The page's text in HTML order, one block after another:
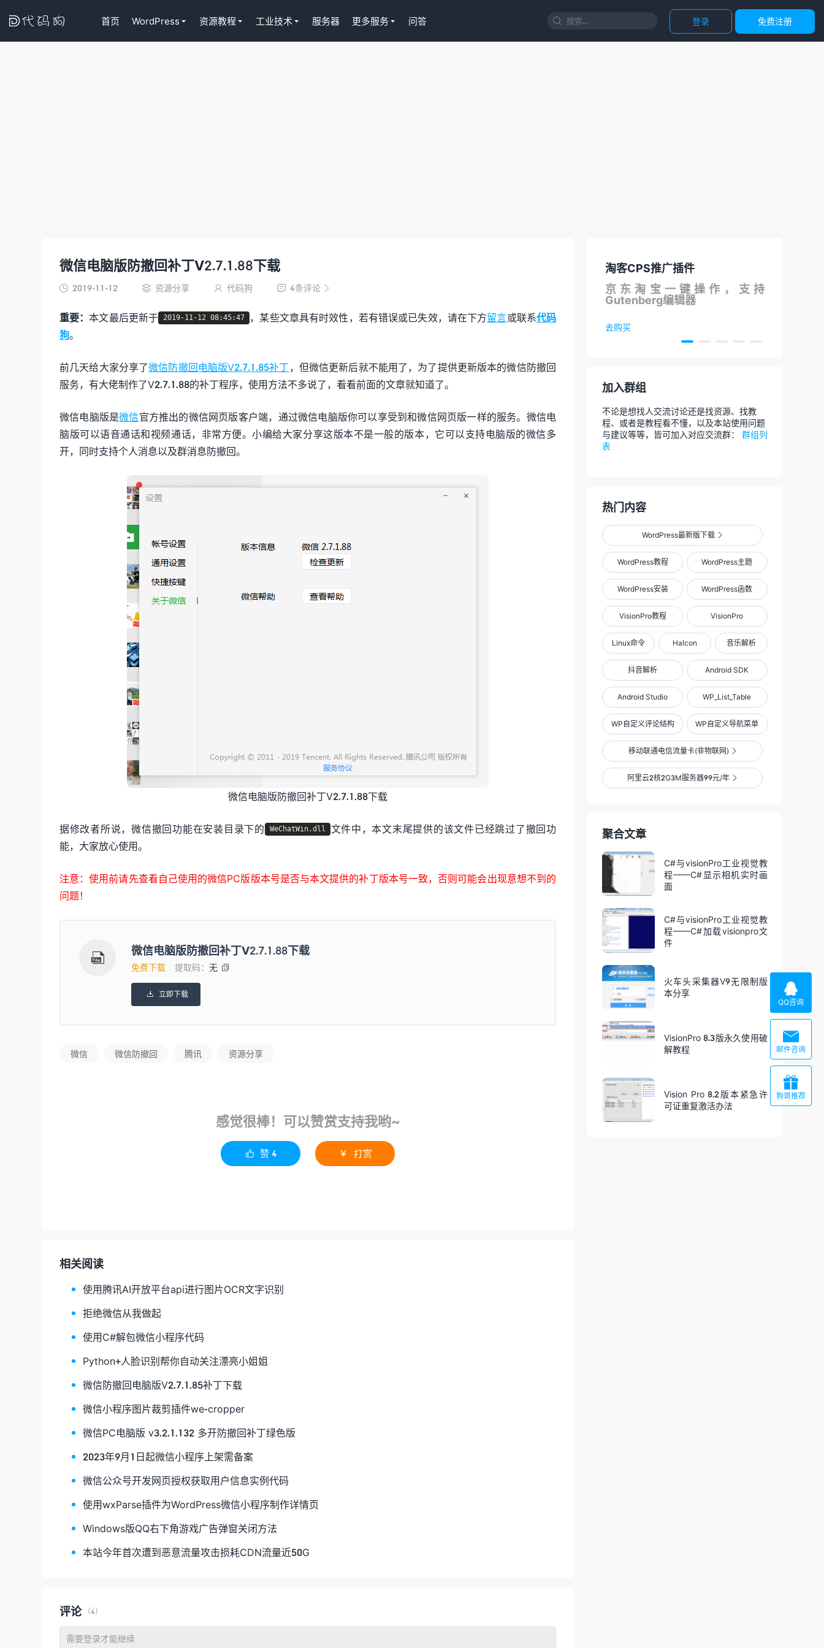
 登录 免费注册

首页 WordPress 资源教程 工业技术 服务器 更多服务 问答
微信电脑版防撤回补丁V2.7.1.88下载
 2019-11-12  资源分享  代码狗  4条评论 
重要：本文最后更新于 2019-11-12 08:45:47 ，某些文章具有时效性，若有错误或已失效，请在下方留言或联系代码
狗。
前几天给大家分享了微信防撤回电脑版V2.7.1.85补丁 ，但微信更新后就不能用了，为了提供更新版本的微信防撤回
服务，有大佬制作了V2.7.1.88的补丁程序，使用方法不多说了，看看前面的文章就知道了。
微信电脑版是微信官方推出的微信网页版客户端，通过微信电脑版你可以享受到和微信网页版一样的服务。微信电
脑版可以语音通话和视频通话，非常方便。小编给大家分享这版本不是一般的版本，它可以支持电脑版的微信多
开，同时支持个人消息以及群消息防撤回。
微信电脑版防撤回补丁V2.7.1.88下载
据修改者所说，微信撤回功能在安装目录下的 WeChatWin.dll
文件中，本文末尾提供的该文件已经跳过了撤回功
能，大家放心使用。
注意：使用前请先查看自己使用的微信PC版版本号是否与本文提供的补丁版本号一致，否则可能会出现意想不到的
问题！
 微信电脑版防撤回补丁V2.7.1.88下载
免费下载 提取码： 无 
 立即下载
微信 微信防撤回 腾讯 资源分享
感觉很棒！可以赞赏支持我哟~
 赞 4  打赏
相关阅读
使用腾讯AI开放平台api进行图片OCR文字识别
拒绝微信从我做起
使用C#解包微信小程序代码
Python+人脸识别帮你自动关注漂亮小姐姐
微信防撤回电脑版V2.7.1.85补丁下载
微信小程序图片裁剪插件we-cropper
微信PC电脑版 v3.2.1.132 多开防撤回补丁绿色版
2023年9月1日起微信小程序上架需备案
微信公众号开发网页授权获取用户信息实例代码
使用wxParse插件为WordPress微信小程序制作详情页
Windows版QQ右下角游戏广告弹窗关闭方法
本站今年首次遭到恶意流量攻击损耗CDN流量近50G
评论（4）
淘客CPS推广插件
京东淘宝一键操作，支持
Gutenberg编辑器
去购买
加入群组
不论是想找人交流讨论还是找资源、找教
程、或者是教程看不懂，以及本站使用问题
与建议等等，皆可加入对应交流群： 群组列
表
热门内容
WordPress最新版下载 
WordPress教程 WordPress主题
WordPress安装 WordPress函数
VisionPro教程 VisionPro
Linux命令 Halcon 音乐解析
抖音解析 Android SDK
Android Studio WP_List_Table
WP自定义评论结构 WP自定义导航菜单
移动联通电信流量卡(非物联网) 
阿里云2核2G3M服务器99元/年 
聚合文章
C#与visionPro工业视觉教
程——C#显示相机实时画
面
C#与visionPro工业视觉教
程——C#加载visionpro文
件
火车头采集器V9无限制版
本分享
VisionPro 8.3版永久使用破
解教程
Vision Pro 8.2版本紧急许
可证重复激活办法

QQ咨询

邮件咨询

狗哥推荐